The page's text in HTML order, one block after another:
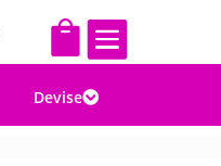
 
Devise